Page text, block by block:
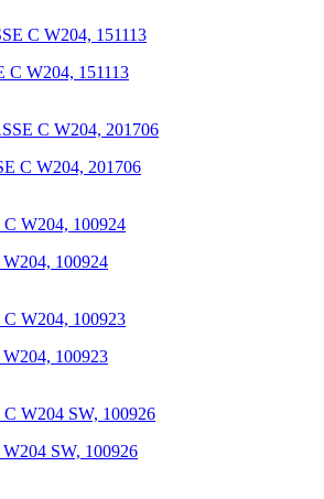
W204, 151113
C W204, 201706
100924
100923
SW, 100926